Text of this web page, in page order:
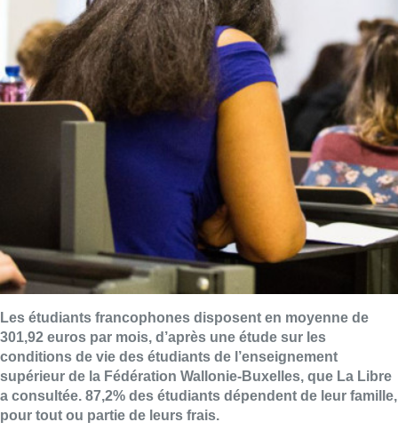
Les étudiants francophones disposent en moyenne de
301,92 euros par mois, d’après une étude sur les
conditions de vie des étudiants de l’enseignement
supérieur de la Fédération Wallonie-Buxelles, que La Libre
a consultée. 87,2% des étudiants dépendent de leur famille,
pour tout ou partie de leurs frais.